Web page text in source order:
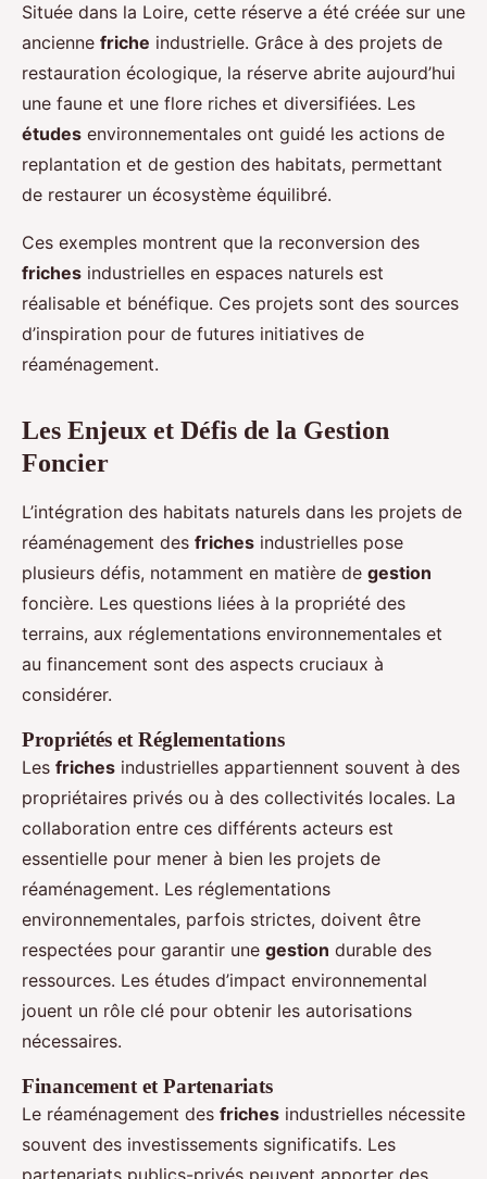
Située dans la Loire, cette réserve a été créée sur une
ancienne friche industrielle. Grâce à des projets de
restauration écologique, la réserve abrite aujourd’hui
une faune et une flore riches et diversifiées. Les
études environnementales ont guidé les actions de
replantation et de gestion des habitats, permettant
de restaurer un écosystème équilibré.
Ces exemples montrent que la reconversion des
friches industrielles en espaces naturels est
réalisable et bénéfique. Ces projets sont des sources
d’inspiration pour de futures initiatives de
réaménagement.
Les Enjeux et Défis de la Gestion
Foncier
L’intégration des habitats naturels dans les projets de
réaménagement des friches industrielles pose
plusieurs défis, notamment en matière de gestion
foncière. Les questions liées à la propriété des
terrains, aux réglementations environnementales et
au financement sont des aspects cruciaux à
considérer.
Propriétés et Réglementations
Les friches industrielles appartiennent souvent à des
propriétaires privés ou à des collectivités locales. La
collaboration entre ces différents acteurs est
essentielle pour mener à bien les projets de
réaménagement. Les réglementations
environnementales, parfois strictes, doivent être
respectées pour garantir une gestion durable des
ressources. Les études d’impact environnemental
jouent un rôle clé pour obtenir les autorisations
nécessaires.
Financement et Partenariats
Le réaménagement des friches industrielles nécessite
souvent des investissements significatifs. Les